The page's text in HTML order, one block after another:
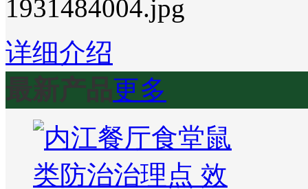
详细介绍
最新产品更多